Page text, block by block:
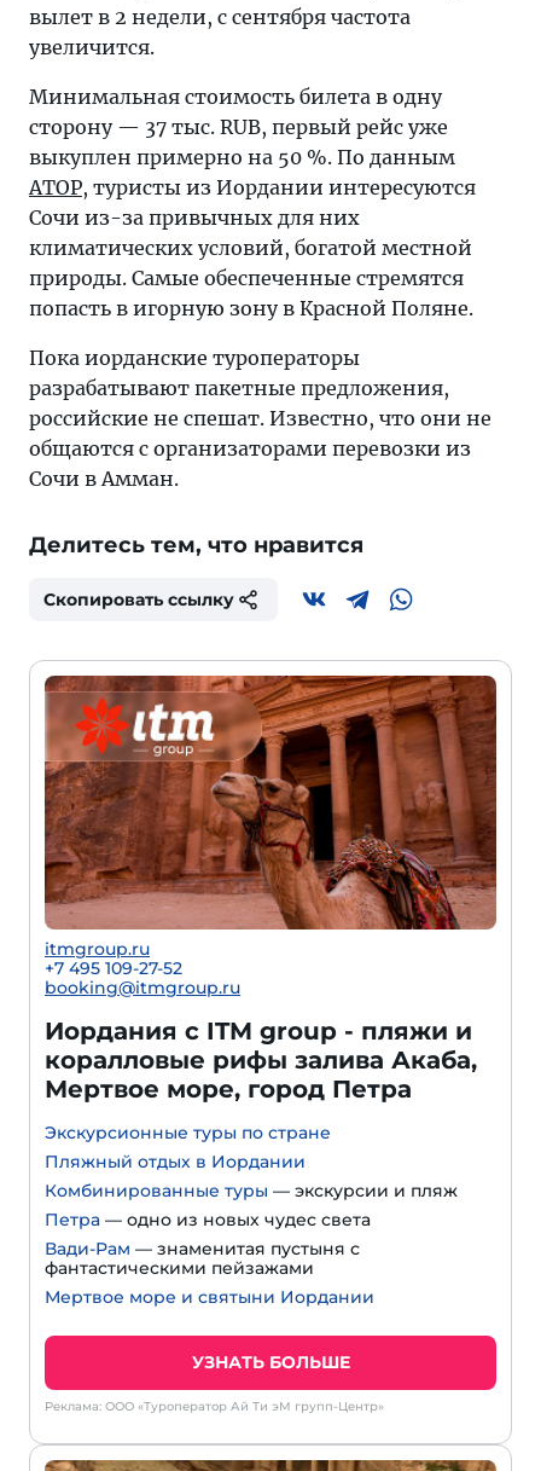
вылет в 2 недели, с сентября частота
увеличится.
Минимальная стоимость билета в одну
сторону — 37 тыс. RUB, первый рейс уже
выкуплен примерно на 50 %. По данным
АТОР, туристы из Иордании интересуются
Сочи из-за привычных для них
климатических условий, богатой местной
природы. Самые обеспеченные стремятся
попасть в игорную зону в Красной Поляне.
Пока иорданские туроператоры
разрабатывают пакетные предложения,
российские не спешат. Известно, что они не
общаются с организаторами перевозки из
Сочи в Амман.
Делитесь тем, что нравится
Скопировать ссылку
itmgroup.ru
+7 495 109-27-52
booking@itmgroup.ru
Иордания с ITM group - пляжи и
коралловые рифы залива Акаба,
Мертвое море, город Петра
Экскурсионные туры по стране
Пляжный отдых в Иордании
Комбинированные туры — экскурсии и пляж
Петра — одно из новых чудес света
Вади-Рам — знаменитая пустыня с
фантастическими пейзажами
Мертвое море и святыни Иордании
УЗНАТЬ БОЛЬШЕ
Реклама: ООО «Туроператор Ай Ти эМ групп-Центр»